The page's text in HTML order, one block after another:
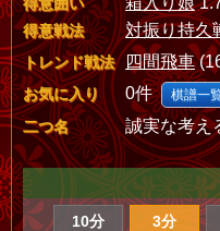
得意戦法 対振り持久
トレンド戦法 四間飛車
お気に入り 0件 棋譜一
二つ名 誠実な考え
10分 3分